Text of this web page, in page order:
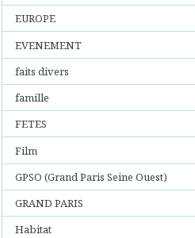
EUROPE
EVENEMENT
faits divers
famille
FETES
Film
GPSO (Grand Paris Seine Ouest)
GRAND PARIS
Habitat